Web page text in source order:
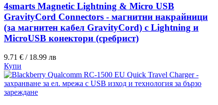
4smarts Magnetic Lightning & Micro USB
GravityCord Connectors - магнитни накрайници
(за магнитен кабел GravityCord) с Lightning и
MicroUSB конектори (сребрист)
9.71 € / 18.99 лв
Купи